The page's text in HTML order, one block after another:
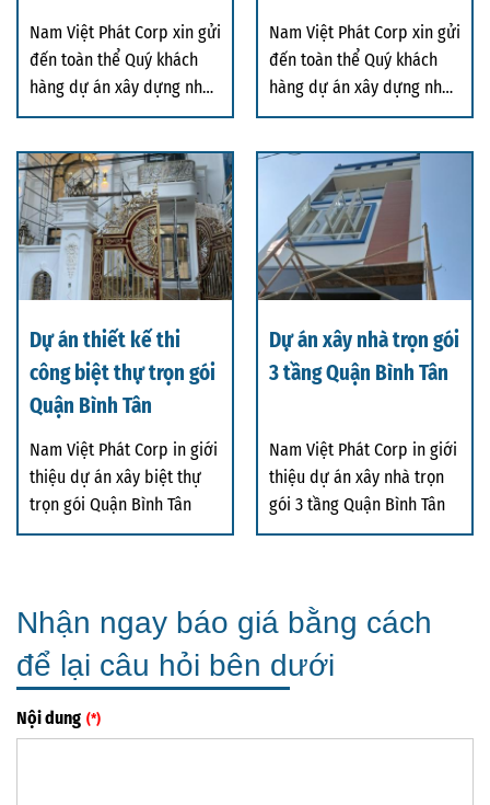
Nam Việt Phát Corp xin gửi
đến toàn thể Quý khách
hàng dự án xây dựng nhà
trọn gói tạ
Nam Việt Phát Corp xin gửi
đến toàn thể Quý khách
hàng dự án xây dựng nhà
phố 2 tầng
Dự án thiết kế thi
công biệt thự trọn gói
Quận Bình Tân
Nam Việt Phát Corp in giới
thiệu dự án xây biệt thự
trọn gói Quận Bình Tân
Dự án xây nhà trọn gói
3 tầng Quận Bình Tân
Nam Việt Phát Corp in giới
thiệu dự án xây nhà trọn
gói 3 tầng Quận Bình Tân
Nhận ngay báo giá bằng cách
để lại câu hỏi bên dưới
Nội dung